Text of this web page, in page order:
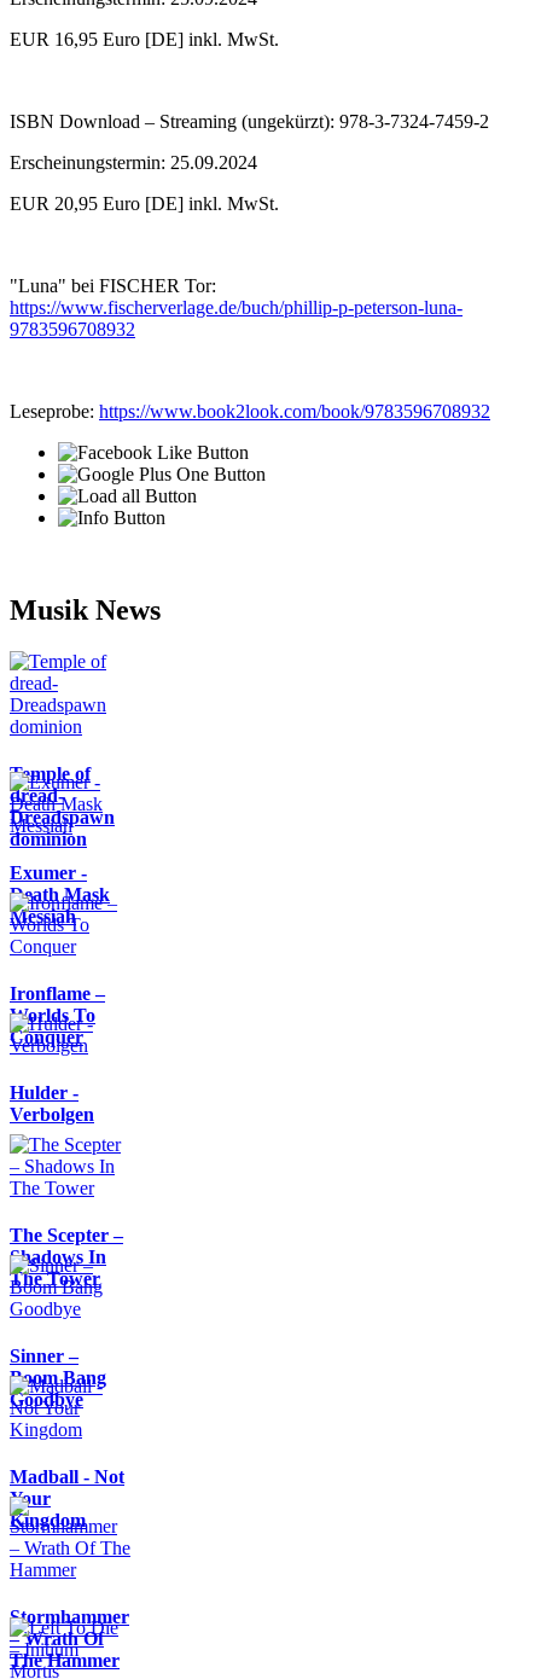
EUR 16,95 Euro [DE] inkl. MwSt.
ISBN Download – Streaming (ungekürzt): 978-3-7324-7459-2
Erscheinungstermin: 25.09.2024
EUR 20,95 Euro [DE] inkl. MwSt.
"Luna" bei FISCHER Tor:
https://www.fischerverlage.de/buch/phillip-p-peterson-luna-
9783596708932
Leseprobe: https://www.book2look.com/book/9783596708932
Musik News
Temple of
dread-
Dreadspawn
dominion
Exumer -
Death Mask
Messiah
Ironflame –
Worlds To
Conquer
Hulder -
Verbolgen
The Scepter –
Shadows In
The Tower
Sinner –
Boom Bang
Goodbye
Madball - Not
Your
Kingdom
Stormhammer
– Wrath Of
The Hammer